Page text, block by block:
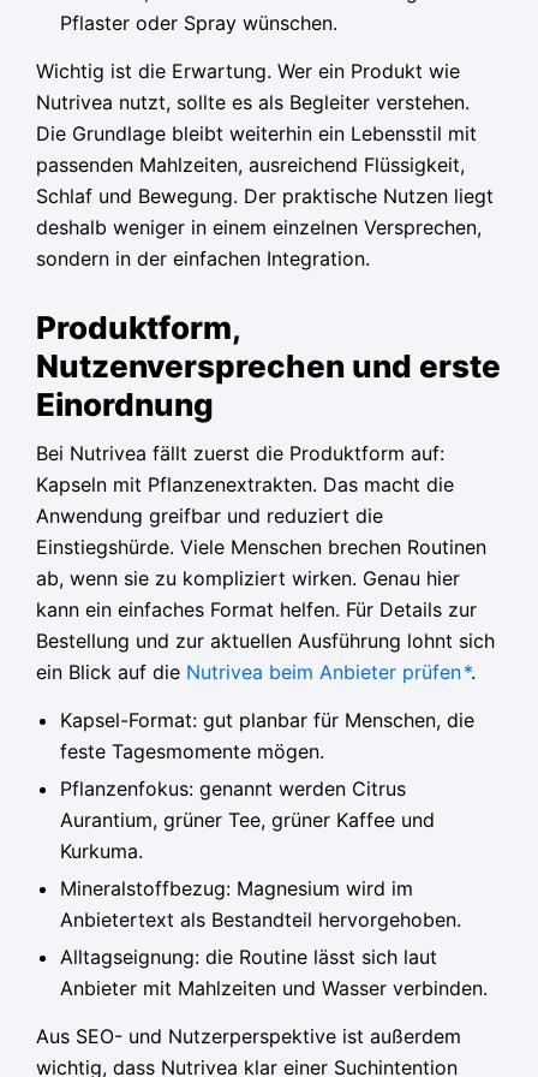
Pflaster oder Spray wünschen.
Wichtig ist die Erwartung. Wer ein Produkt wie
Nutrivea nutzt, sollte es als Begleiter verstehen.
Die Grundlage bleibt weiterhin ein Lebensstil mit
passenden Mahlzeiten, ausreichend Flüssigkeit,
Schlaf und Bewegung. Der praktische Nutzen liegt
deshalb weniger in einem einzelnen Versprechen,
sondern in der einfachen Integration.
Produktform,
Nutzenversprechen und erste
Einordnung
Bei Nutrivea fällt zuerst die Produktform auf:
Kapseln mit Pflanzenextrakten. Das macht die
Anwendung greifbar und reduziert die
Einstiegshürde. Viele Menschen brechen Routinen
ab, wenn sie zu kompliziert wirken. Genau hier
kann ein einfaches Format helfen. Für Details zur
Bestellung und zur aktuellen Ausführung lohnt sich
ein Blick auf die Nutrivea beim Anbieter prüfen*.
Kapsel-Format: gut planbar für Menschen, die
feste Tagesmomente mögen.
Pflanzenfokus: genannt werden Citrus
Aurantium, grüner Tee, grüner Kaffee und
Kurkuma.
Mineralstoffbezug: Magnesium wird im
Anbietertext als Bestandteil hervorgehoben.
Alltagseignung: die Routine lässt sich laut
Anbieter mit Mahlzeiten und Wasser verbinden.
Aus SEO- und Nutzerperspektive ist außerdem
wichtig, dass Nutrivea klar einer Suchintention